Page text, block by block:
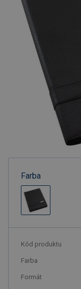
Farba
Kód produktu
Farba
Formát